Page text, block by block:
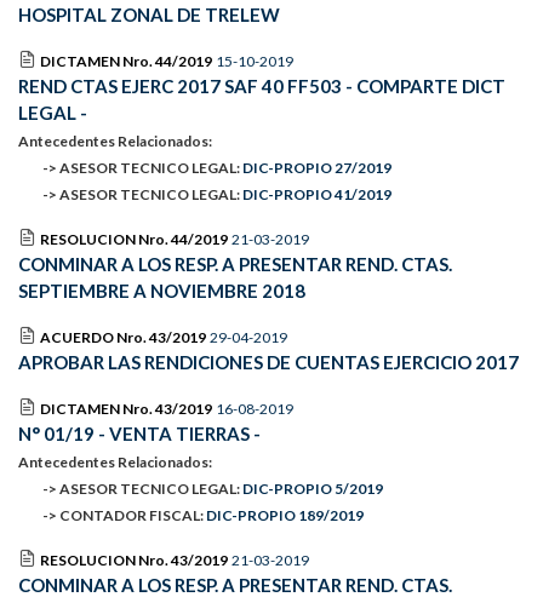
HOSPITAL ZONAL DE TRELEW
DICTAMEN Nro. 44/2019 15-10-2019
REND CTAS EJERC 2017 SAF 40 FF503 - COMPARTE DICT
LEGAL -
Antecedentes Relacionados:
-> ASESOR TECNICO LEGAL: DIC-PROPIO 27/2019
-> ASESOR TECNICO LEGAL: DIC-PROPIO 41/2019
RESOLUCION Nro. 44/2019 21-03-2019
CONMINAR A LOS RESP. A PRESENTAR REND. CTAS.
SEPTIEMBRE A NOVIEMBRE 2018
ACUERDO Nro. 43/2019 29-04-2019
APROBAR LAS RENDICIONES DE CUENTAS EJERCICIO 2017
DICTAMEN Nro. 43/2019 16-08-2019
N° 01/19 - VENTA TIERRAS -
Antecedentes Relacionados:
-> ASESOR TECNICO LEGAL: DIC-PROPIO 5/2019
-> CONTADOR FISCAL: DIC-PROPIO 189/2019
RESOLUCION Nro. 43/2019 21-03-2019
CONMINAR A LOS RESP. A PRESENTAR REND. CTAS.